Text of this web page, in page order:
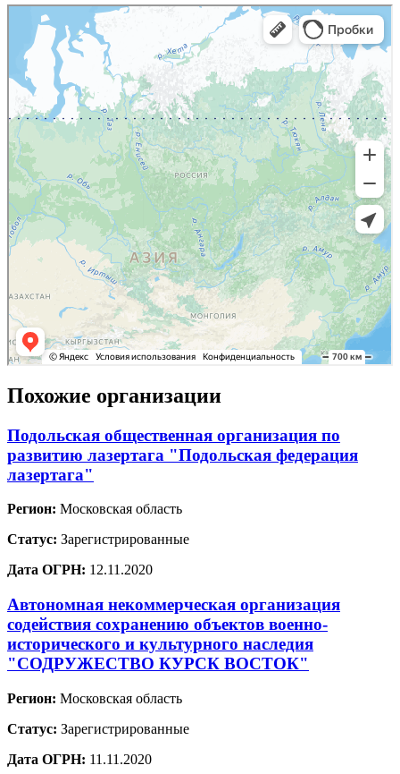
Похожие организации
Подольская общественная организация по
развитию лазертага "Подольская федерация
лазертага"
Регион: Московская область
Статус: Зарегистрированные
Дата ОГРН: 12.11.2020
Автономная некоммерческая организация
содействия сохранению объектов военно-
исторического и культурного наследия
"СОДРУЖЕСТВО КУРСК ВОСТОК"
Регион: Московская область
Статус: Зарегистрированные
Дата ОГРН: 11.11.2020